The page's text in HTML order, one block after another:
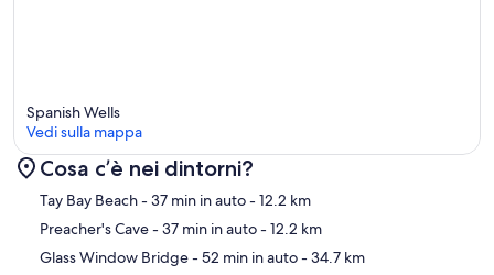
Mappa
Spanish Wells
Vedi sulla mappa
Cosa c’è nei dintorni?
Tay Bay Beach- 37 min in auto- 12.2 km
Preacher's Cave- 37 min in auto- 12.2 km
Glass Window Bridge- 52 min in auto- 34.7 km